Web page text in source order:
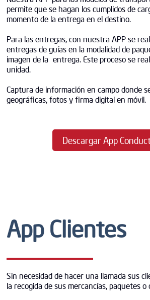
permite que se hagan los cumplidos de
momento de la entrega en el destino.
Para las entregas, con nuestra APP se
entregas de guías en la modalidad de
imagen de la entrega. Este proceso se
unidad.
Captura de información en campo donde
geográficas, fotos y firma digital en móvil.
Descargar App
App Clientes
Sin necesidad de hacer una llamada sus
la recogida de sus mercancías, paquetes o